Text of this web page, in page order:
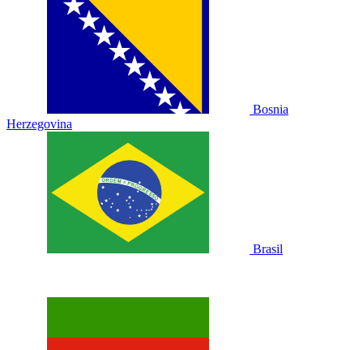
Bosnia
Herzegovina
Brasil